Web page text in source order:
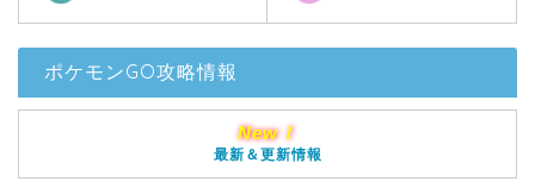
ポケモンGO攻略情報
New！
最新＆更新情報